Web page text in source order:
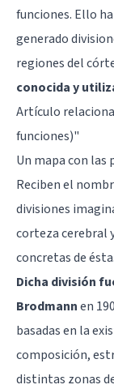
funciones. Ello
generado
regiones del
conocida y
Artículo
funciones)"
Un mapa con las
Reciben el
divisiones
corteza cerebral
concretas de ésta.
Dicha división
Brodmannen
basadas en la
composición,
distintas zonas